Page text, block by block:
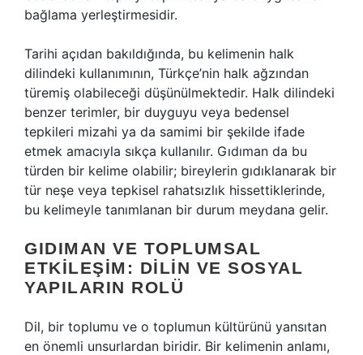
bağlama yerleştirmesidir.
Tarihi açıdan bakıldığında, bu kelimenin halk
dilindeki kullanımının, Türkçe’nin halk ağzından
türemiş olabileceği düşünülmektedir. Halk dilindeki
benzer terimler, bir duyguyu veya bedensel
tepkileri mizahi ya da samimi bir şekilde ifade
etmek amacıyla sıkça kullanılır. Gıdıman da bu
türden bir kelime olabilir; bireylerin gıdıklanarak bir
tür neşe veya tepkisel rahatsızlık hissettiklerinde,
bu kelimeyle tanımlanan bir durum meydana gelir.
GIDIMAN VE TOPLUMSAL
ETKILEŞIM: DILIN VE SOSYAL
YAPILARIN ROLÜ
Dil, bir toplumu ve o toplumun kültürünü yansıtan
en önemli unsurlardan biridir. Bir kelimenin anlamı,